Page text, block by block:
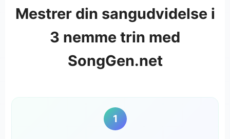
Mestrer din sangudvidelse i
3 nemme trin med
SongGen.net
1